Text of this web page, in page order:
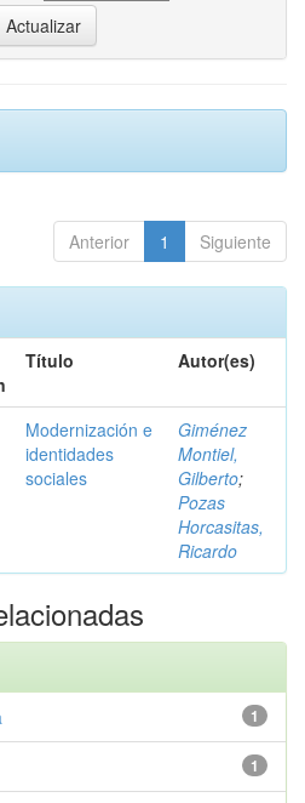
Anterior 1 Siguiente
Título Autor(es)
Modernización e
identidades
sociales
Giménez
Montiel,
Gilberto;
Pozas
Horcasitas,
Ricardo
1
1